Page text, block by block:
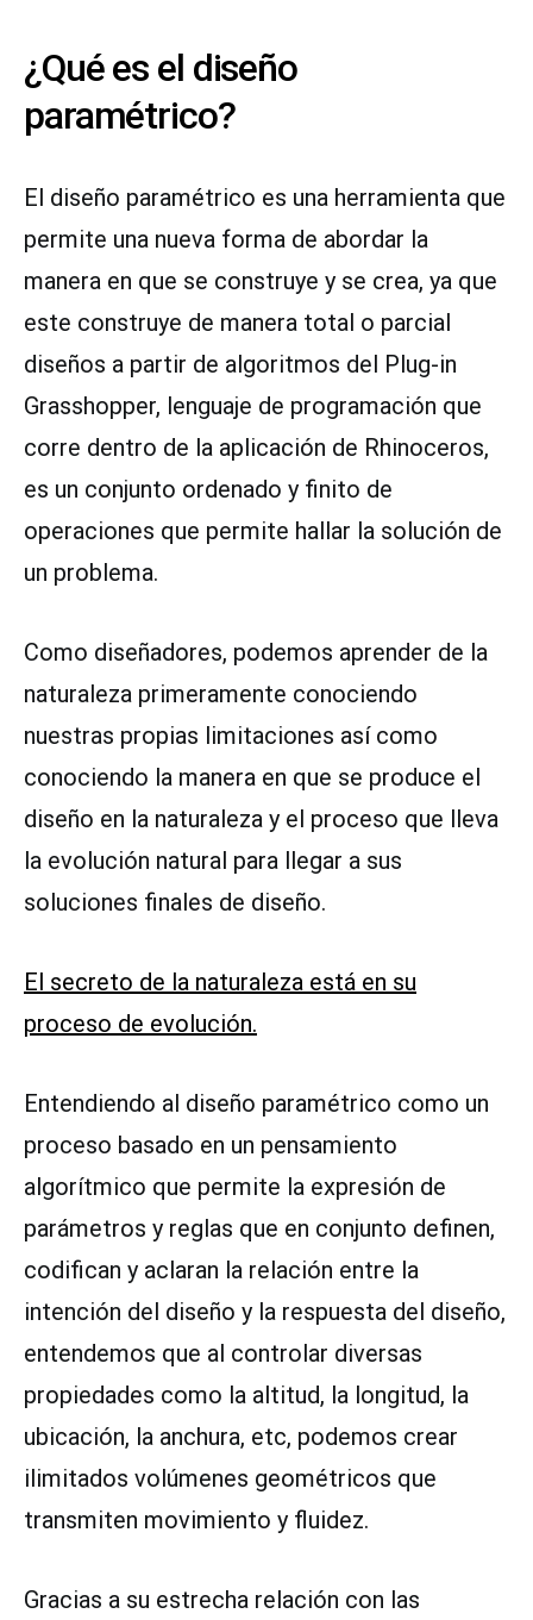
¿Qué es el diseño
paramétrico?
El diseño paramétrico es una herramienta que
permite una nueva forma de abordar la
manera en que se construye y se crea, ya que
este construye de manera total o parcial
diseños a partir de algoritmos del Plug-in
Grasshopper, lenguaje de programación que
corre dentro de la aplicación de Rhinoceros,
es un conjunto ordenado y finito de
operaciones que permite hallar la solución de
un problema.
Como diseñadores, podemos aprender de la
naturaleza primeramente conociendo
nuestras propias limitaciones así como
conociendo la manera en que se produce el
diseño en la naturaleza y el proceso que lleva
la evolución natural para llegar a sus
soluciones finales de diseño.
El secreto de la naturaleza está en su
proceso de evolución.
Entendiendo al diseño paramétrico como un
proceso basado en un pensamiento
algorítmico que permite la expresión de
parámetros y reglas que en conjunto definen,
codifican y aclaran la relación entre la
intención del diseño y la respuesta del diseño,
entendemos que al controlar diversas
propiedades como la altitud, la longitud, la
ubicación, la anchura, etc, podemos crear
ilimitados volúmenes geométricos que
transmiten movimiento y fluidez.
Gracias a su estrecha relación con las